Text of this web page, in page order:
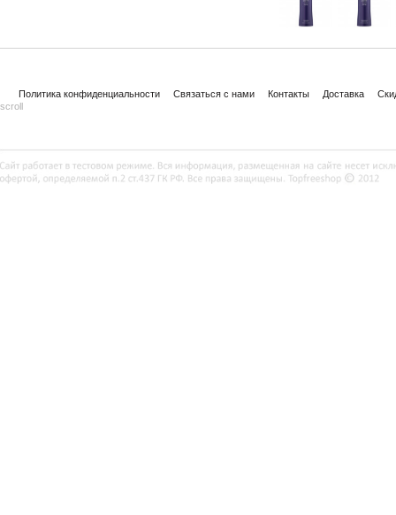
Политика конфиденциальности Связаться с нами Контакты Доставка
scroll